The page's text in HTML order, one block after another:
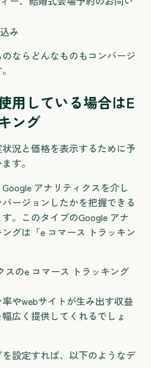
み
ならどんなものもコンバージ
用している場合はE
ング
況と価格を表示するために予
す。
アナリティクスを介し
ージョンしたかを把握できる
。このタイプのGoogle アナ
グは「e コマース トラッキン
スのe コマース トラッキング
やwebサイトが生み出す収益
広く提供してくれるでしょ
設定すれば、以下のようなデ